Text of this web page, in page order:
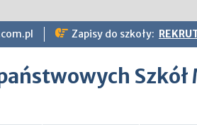
Zapisy do szkoły: